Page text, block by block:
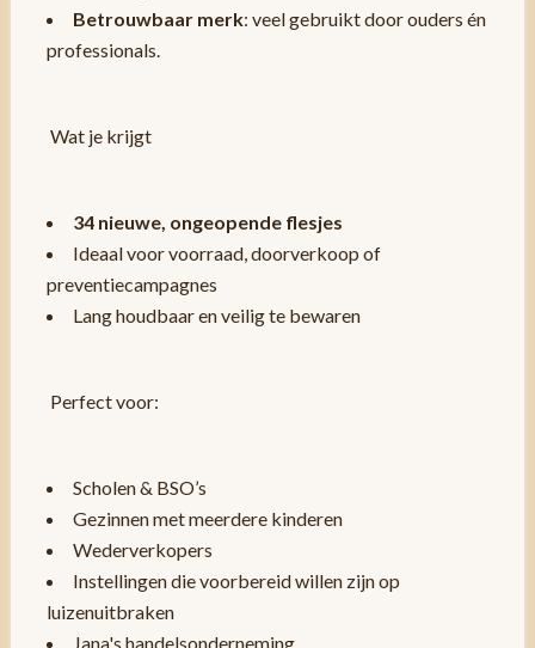
Betrouwbaar merk: veel gebruikt door ouders én
professionals.
Wat je krijgt
34 nieuwe, ongeopende flesjes
Ideaal voor voorraad, doorverkoop of
preventiecampagnes
Lang houdbaar en veilig te bewaren
Perfect voor:
Scholen & BSO’s
Gezinnen met meerdere kinderen
Wederverkopers
Instellingen die voorbereid willen zijn op
luizenuitbraken
Jana's handelsonderneming